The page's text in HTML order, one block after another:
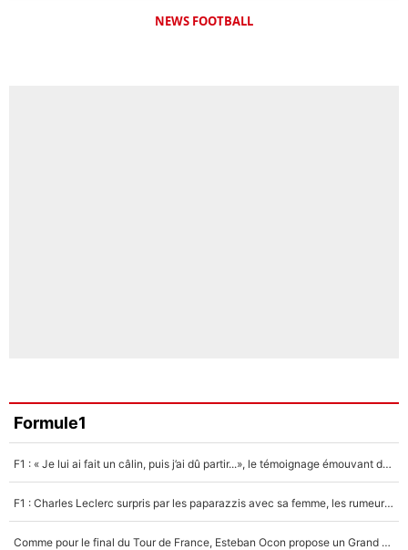
NEWS FOOTBALL
Formule1
F1 : « Je lui ai fait un câlin, puis j’ai dû partir...», le témoignage émouvant de Max Verstappen sur sa fille
F1 : Charles Leclerc surpris par les paparazzis avec sa femme, les rumeurs étaient vraies !
Comme pour le final du Tour de France, Esteban Ocon propose un Grand Prix de Formule 1 à Paris : «Autour de l’Arc de Triomphe, ce serait génial» !